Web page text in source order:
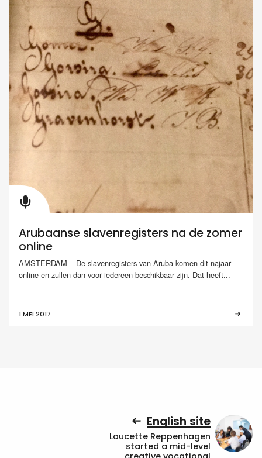
Arubaanse slavenregisters na de zomer
online
AMSTERDAM – De slavenregisters van Aruba komen dit najaar
online en zullen dan voor iedereen beschikbaar zijn. Dat heeft...
1 MEI 2017
English site
Loucette Reppenhagen
started a mid-level